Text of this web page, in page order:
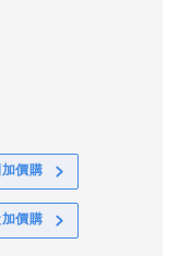
價購
價購